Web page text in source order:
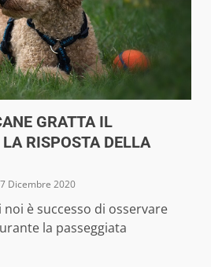
GRATTA IL
RISPOSTA DELLA
7 Dicembre 2020
è successo di osservare
la passeggiata